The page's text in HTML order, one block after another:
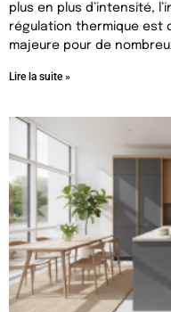
plus en plus d’intensité,
régulation thermique est
majeure pour de
Lire la suite »